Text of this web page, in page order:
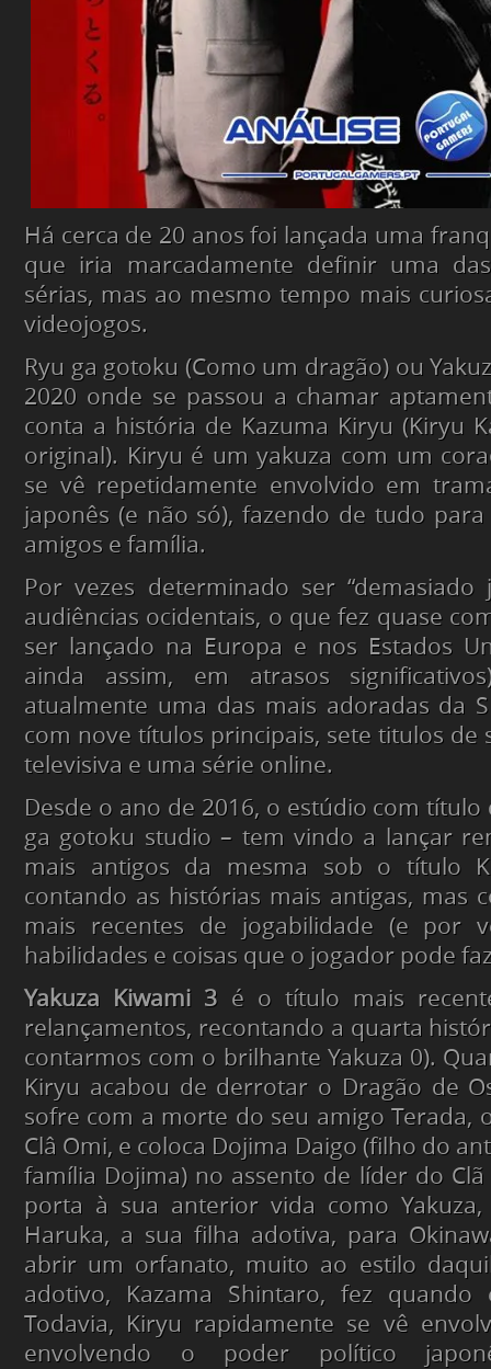
Há cerca de 20 anos foi lançada uma
que iria marcadamente definir uma
sérias, mas ao mesmo tempo mais
videojogos.
Ryu ga gotoku (Como um dragão) ou
2020 onde se passou a chamar
conta a história de Kazuma Kiryu (Kiryu
original). Kiryu é um yakuza com um
se vê repetidamente envolvido em
japonês (e não só), fazendo de tudo
amigos e família.
Por vezes determinado ser “demasiado
audiências ocidentais, o que fez quase
ser lançado na Europa e nos Estados
ainda assim, em atrasos
atualmente uma das mais adoradas da
com nove títulos principais, sete titulos de
televisiva e uma série online.
Desde o ano de 2016, o estúdio com título
ga gotoku studio – tem vindo a lançar
mais antigos da mesma sob o título
contando as histórias mais antigas, mas
mais recentes de jogabilidade (e por
habilidades e coisas que o jogador pode
Yakuza Kiwami 3 é o título mais
relançamentos, recontando a quarta
contarmos com o brilhante Yakuza 0).
Kiryu acabou de derrotar o Dragão de
sofre com a morte do seu amigo Terada,
Clâ Omi, e coloca Dojima Daigo (filho do
família Dojima) no assento de líder do Clã
porta à sua anterior vida como
Haruka, a sua filha adotiva, para
abrir um orfanato, muito ao estilo
adotivo, Kazama Shintaro, fez
Todavia, Kiryu rapidamente se vê
envolvendo o poder político